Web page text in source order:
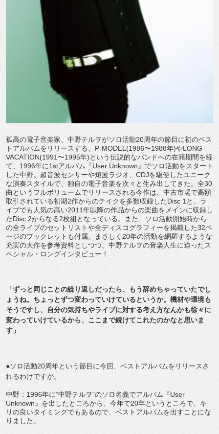
孤高の電子音楽家、中野テルヲがソロ活動20周年の節目に初のベス
トアルバムをリリースする。P-MODEL(1986〜1988年)やLONG
VACATION(1991〜1995年)という伝説的なバンドへの在籍期間を経
て、1996年に1stアルバム『User Unknown』でソロ活動をスタート
した中野。超音波センサーや短波ラジオ、CDJを駆使したユニーク
な演奏スタイルで、独自の電子音楽を次々と生み出してきた。全30
曲というフルボリュームでリリースされる今作は、中古市場で高額
取引されている初期2作からのテイクを多数収録したDisc 1と、ラ
イブでも人気の高い2011年以降の作品からの楽曲をメインに収録し
たDisc 2からなる2枚組となっている。また、ソロ活動開始時から
の全ライブのセットリストや全ディスコグラフィーを掲載した32ペ
ージのブックレットも付属。まさしく20年の活動を網羅するような
充実の大作を参考資料としつつ、中野テルヲの音楽人生に迫ったス
ペシャル・ロングインタビュー！
「ずっと同じことの繰り返しだったら、もう辞めちゃっていたでし
ょうね。ちょっとずつ変わっていけているというか。機材や環境も
そうですし、自分の気持ちやライブに対する考え方なんかも徐々に
変わっていけているから、ここまで続けてこれたのかなと思いま
す」
●ソロ活動20周年という節目に今回、ベストアルバムをリリースさ
れるわけですが。
中野：1996年に“中野テルヲ”のソロ名義でアルバム『User
Unknown』を出したところから、今年で20年というところで。キ
リの良いタイミングでもあるので、ベストアルバムを出すことにな
りました。